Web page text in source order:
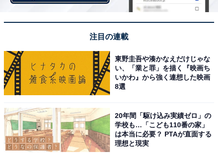
注目の連載
東野圭吾や湊かなえだけじゃな
い、「業と罪」を描く『映画ち
いかわ』から強く連想した映画
8選
20年間「駆け込み実績ゼロ」の
学校も…「こども110番の家」
は本当に必要？ PTAが直面する
理想と現実